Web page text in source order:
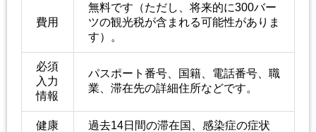
費用
無料です（ただし、将来的に300バー
ツの観光税が含まれる可能性がありま
す）。
必須
入力
情報
パスポート番号、国籍、電話番号、職
業、滞在先の詳細住所などです。
健康
過去14日間の滞在国、感染症の症状